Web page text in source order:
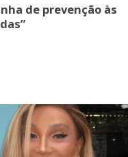
de prevenção às